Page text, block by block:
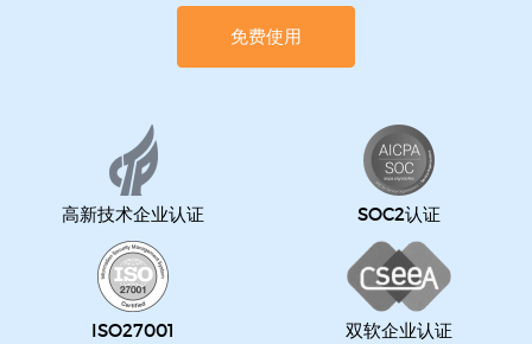
免费使用
高新技术企业认证 SOC2认证
ISO27001 双软企业认证